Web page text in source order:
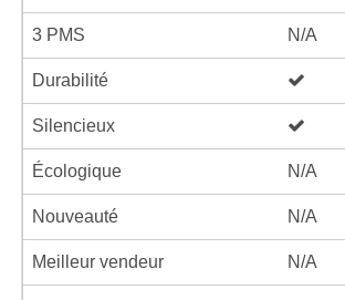
3 PMS N/A
Durabilité
Silencieux
Écologique N/A
Nouveauté N/A
Meilleur vendeur N/A